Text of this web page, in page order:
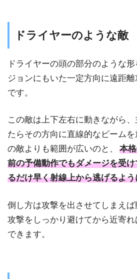
ドライヤーのような敵
ドライヤーの頭の部分のような
ジョンにもいた一定方向に遠距
です。
この敵は上下左右に動きながら
たらその方向に直線的なビーム
の敵よりも範囲が広いのと、
本
前の予備動作でもダメージを受
るだけ早く射線上から逃げるよ
倒し方は攻撃を出させてしまえば
攻撃をしっかり避けてから近寄
できます。